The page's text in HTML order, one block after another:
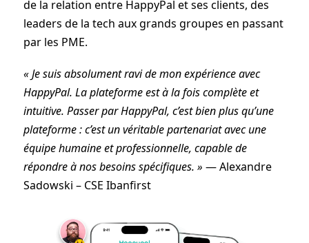
de la relation entre HappyPal et ses clients, des
leaders de la tech aux grands groupes en passant
par les PME.
« Je suis absolument ravi de mon expérience avec
HappyPal. La plateforme est à la fois complète et
intuitive. Passer par HappyPal, c’est bien plus qu’une
plateforme : c’est un véritable partenariat avec une
équipe humaine et professionnelle, capable de
répondre à nos besoins spécifiques. » — Alexandre
Sadowski – CSE Ibanfirst